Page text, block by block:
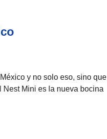
y no solo eso, sino que
Nest Mini es la nueva bocina